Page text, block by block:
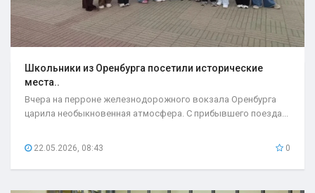
Школьники из Оренбурга посетили исторические
места..
Вчера на перроне железнодорожного вокзала Оренбурга
царила необыкновенная атмосфера. С прибывшего поезда...
22.05.2026, 08:43 0